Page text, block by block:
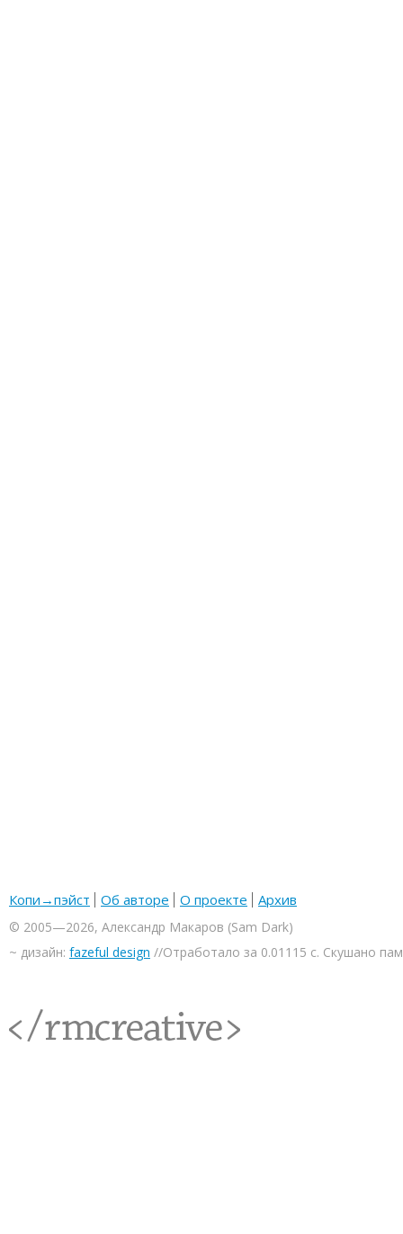
Копи→пэйст Об авторе О проекте Архив
© 2005—2026, Александр Макаров (Sam Dark)
~ дизайн: fazeful design //Отработало за 0.01115 с. Скушано
<rmcreative/>